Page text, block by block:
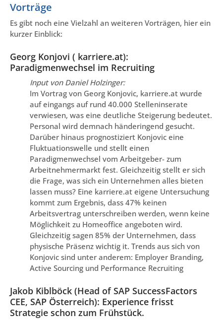
Vorträge
Es gibt noch eine Vielzahl an weiteren Vorträgen, hier ein
kurzer Einblick:
Georg Konjovi ( karriere.at):
Paradigmenwechsel im Recruiting
Input von Daniel Holzinger:
Im Vortrag von Georg Konjovic, karriere.at wurde
auf eingangs auf rund 40.000 Stelleninserate
verwiesen, was eine deutliche Steigerung bedeutet.
Personal wird demnach händeringend gesucht.
Darüber hinaus prognostiziert Konjovic eine
Fluktuationswelle und stellt einen
Paradigmenwechsel vom Arbeitgeber- zum
Arbeitnehmermarkt fest. Gleichzeitig stellt er sich
die Frage, was sich ein Unternehmen alles bieten
lassen muss? Eine karriere.at eigene Untersuchung
kommt zum Ergebnis, dass 47% keinen
Arbeitsvertrag unterschreiben werden, wenn keine
Möglichkeit zu Homeoffice angeboten wird.
Gleichzeitig sagen 85% der Unternehmen, dass
physische Präsenz wichtig it. Trends aus sich von
Konjovic sind unter anderem: Employer Branding,
Active Sourcing und Performance Recruiting
Jakob Kiblböck (Head of SAP SuccessFactors
CEE, SAP Österreich): Experience frisst
Strategie schon zum Frühstück.